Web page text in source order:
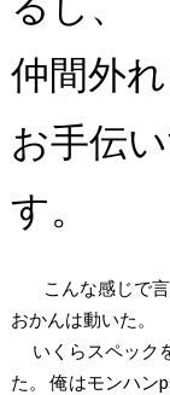
仲間外
お手伝
す。
こんな感じで言
おかんは動いた。
いくらスペック
た。 俺はモンハン